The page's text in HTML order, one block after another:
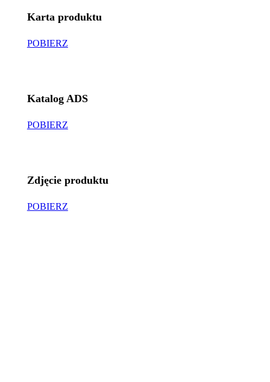
Karta produktu
POBIERZ
Katalog ADS
POBIERZ
Zdjęcie produktu
POBIERZ